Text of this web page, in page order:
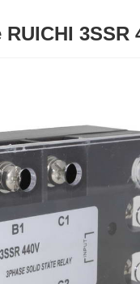
RUICHI